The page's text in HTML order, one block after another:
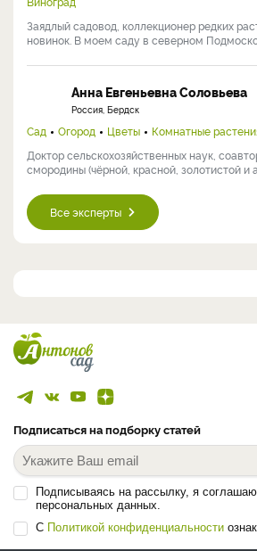
Заядлый садовод, коллекционер редких
новинок. В моем саду в северном
Анна Евгеньевна Соловьева
Россия, Бердск
Сад Огород Цветы Комнатные
Доктор сельскохозяйственных наук,
смородины (чёрной, красной, золотистой и
Все эксперты
Подписаться на подборку статей
Подписываясь на рассылку, я
персональных данных.
С Политикой конфиденциальности